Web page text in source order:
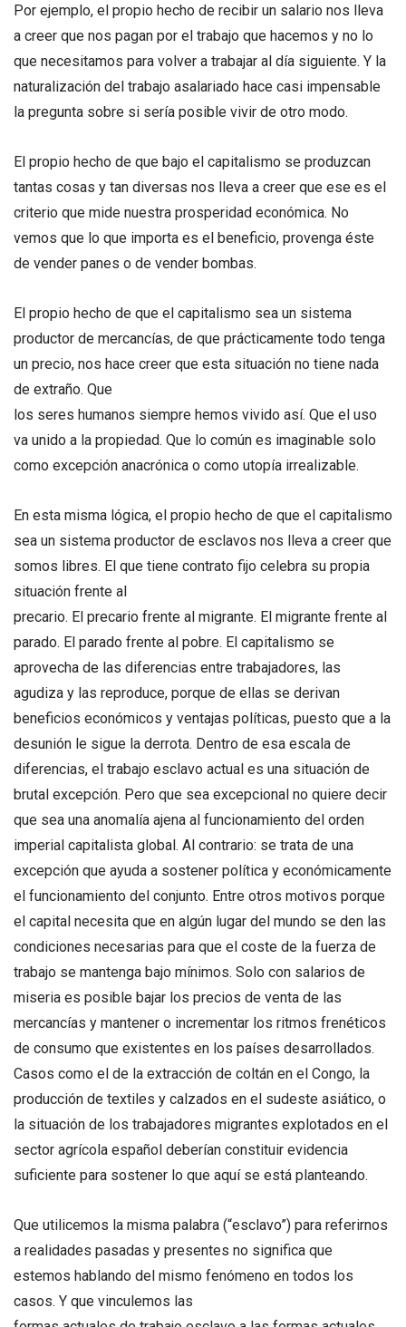
Por ejemplo, el propio hecho de recibir un salario nos lleva
a creer que nos pagan por el trabajo que hacemos y no lo
que necesitamos para volver a trabajar al día siguiente. Y la
naturalización del trabajo asalariado hace casi impensable
la pregunta sobre si sería posible vivir de otro modo.
El propio hecho de que bajo el capitalismo se produzcan
tantas cosas y tan diversas nos lleva a creer que ese es el
criterio que mide nuestra prosperidad económica. No
vemos que lo que importa es el beneficio, provenga éste
de vender panes o de vender bombas.
El propio hecho de que el capitalismo sea un sistema
productor de mercancías, de que prácticamente todo tenga
un precio, nos hace creer que esta situación no tiene nada
de extraño. Que
los seres humanos siempre hemos vivido así. Que el uso
va unido a la propiedad. Que lo común es imaginable solo
como excepción anacrónica o como utopía irrealizable.
En esta misma lógica, el propio hecho de que el capitalismo
sea un sistema productor de esclavos nos lleva a creer que
somos libres. El que tiene contrato fijo celebra su propia
situación frente al
precario. El precario frente al migrante. El migrante frente al
parado. El parado frente al pobre. El capitalismo se
aprovecha de las diferencias entre trabajadores, las
agudiza y las reproduce, porque de ellas se derivan
beneficios económicos y ventajas políticas, puesto que a la
desunión le sigue la derrota. Dentro de esa escala de
diferencias, el trabajo esclavo actual es una situación de
brutal excepción. Pero que sea excepcional no quiere decir
que sea una anomalía ajena al funcionamiento del orden
imperial capitalista global. Al contrario: se trata de una
excepción que ayuda a sostener política y económicamente
el funcionamiento del conjunto. Entre otros motivos porque
el capital necesita que en algún lugar del mundo se den las
condiciones necesarias para que el coste de la fuerza de
trabajo se mantenga bajo mínimos. Solo con salarios de
miseria es posible bajar los precios de venta de las
mercancías y mantener o incrementar los ritmos frenéticos
de consumo que existentes en los países desarrollados.
Casos como el de la extracción de coltán en el Congo, la
producción de textiles y calzados en el sudeste asiático, o
la situación de los trabajadores migrantes explotados en el
sector agrícola español deberían constituir evidencia
suficiente para sostener lo que aquí se está planteando.
Que utilicemos la misma palabra (“esclavo”) para referirnos
a realidades pasadas y presentes no significa que
estemos hablando del mismo fenómeno en todos los
casos. Y que vinculemos las